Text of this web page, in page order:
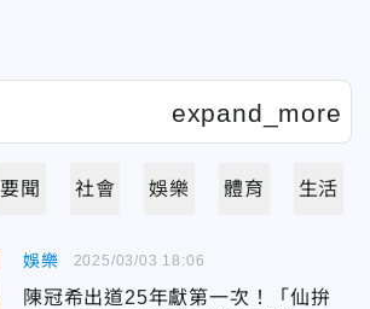
要聞 社會 娛樂 體育 生活
娛樂
陳冠希出道25年獻第一次！「仙拚
2025/03/03 18:06